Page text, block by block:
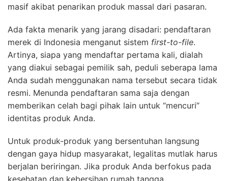
masif akibat penarikan produk massal dari pasaran.
Ada fakta menarik yang jarang disadari: pendaftaran
merek di Indonesia menganut sistem first-to-file.
Artinya, siapa yang mendaftar pertama kali, dialah
yang diakui sebagai pemilik sah, peduli seberapa lama
Anda sudah menggunakan nama tersebut secara tidak
resmi. Menunda pendaftaran sama saja dengan
memberikan celah bagi pihak lain untuk “mencuri”
identitas produk Anda.
Untuk produk-produk yang bersentuhan langsung
dengan gaya hidup masyarakat, legalitas mutlak harus
berjalan beriringan. Jika produk Anda berfokus pada